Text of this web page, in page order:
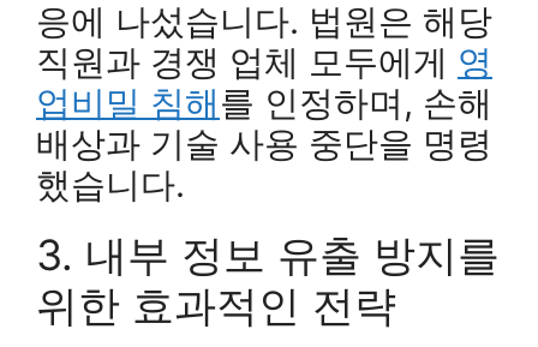
응에 나섰습니다. 법원은 해당
직원과 경쟁 업체 모두에게 영
업비밀 침해를 인정하며, 손해
배상과 기술 사용 중단을 명령
했습니다.
3. 내부 정보 유출 방지를
위한 효과적인 전략